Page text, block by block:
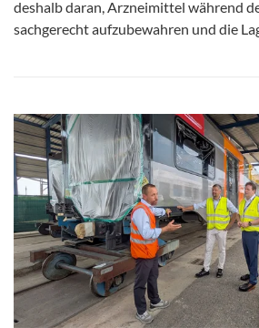
deshalb daran, Arzneimittel während
sachgerecht aufzubewahren und die